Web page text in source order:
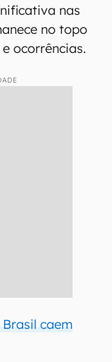
nas
no topo
ocorrências.
caem